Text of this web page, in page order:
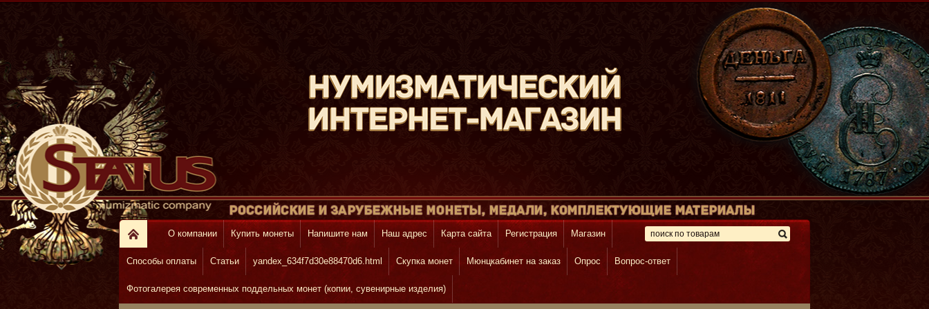
О компании Купить монеты Напишите нам Наш адрес Карта сайта Регистрация Магазин
Способы оплаты Статьи yandex_634f7d30e88470d6.html Скупка монет Mюнцкабинет на заказ Опрос Вопрос-ответ
Фотогалерея современных поддельных монет (копии, сувенирные изделия)